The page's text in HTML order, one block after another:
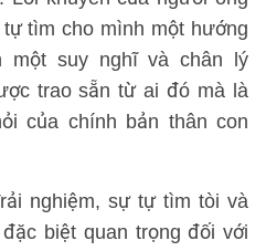
tìm cho mình một hướng
một suy nghĩ và chân lý
trao sẵn từ ai đó mà là
của chính bản thân con
nghiệm, sự tự tìm tòi và
biệt quan trọng đối với